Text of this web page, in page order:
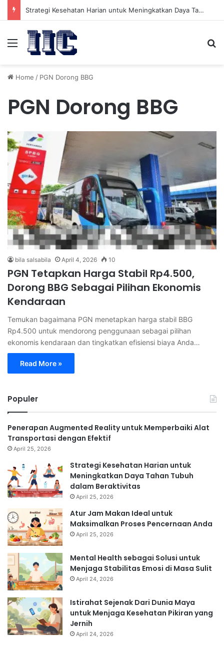
Strategi Kesehatan Harian untuk Meningkatkan Daya Tahan Tubuh dalam Beraktivitas
Menu
Home / PGN Dorong BBG
PGN Dorong BBG
bila salsabila April 4, 2026 10
PGN Tetapkan Harga Stabil Rp4.500,
Dorong BBG Sebagai Pilihan Ekonomis
Kendaraan
Temukan bagaimana PGN menetapkan harga stabil BBG
Rp4.500 untuk mendorong penggunaan sebagai pilihan
ekonomis kendaraan dan tingkatkan efisiensi biaya Anda…
Read More »
Populer
Penerapan Augmented Reality untuk Memperbaiki Alat
Transportasi dengan Efektif
April 25, 2026
Strategi Kesehatan Harian untuk
Meningkatkan Daya Tahan Tubuh
dalam Beraktivitas
April 25, 2026
Atur Jam Makan Ideal untuk
Maksimalkan Proses Pencernaan Anda
April 25, 2026
Mental Health sebagai Solusi untuk
Menjaga Stabilitas Emosi di Masa Sulit
April 24, 2026
Istirahat Sejenak Dari Dunia Maya
untuk Menjaga Kesehatan Pikiran yang
Jernih
April 24, 2026